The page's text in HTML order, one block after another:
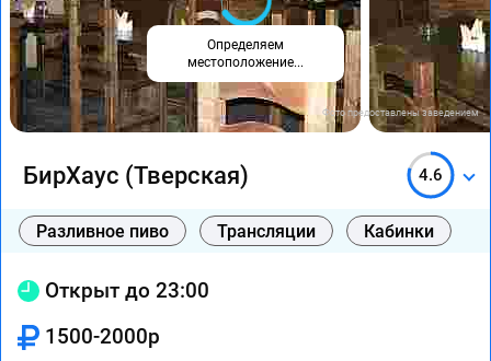
Фото предоставлены заведением
БирХаус (Тверская) 4.6
Разливное пиво Трансляции Кабинки
Открыт до 23:00
1500-2000р
Определяем
местоположение...